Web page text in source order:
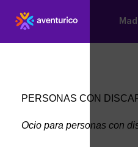
Ocio para personas con